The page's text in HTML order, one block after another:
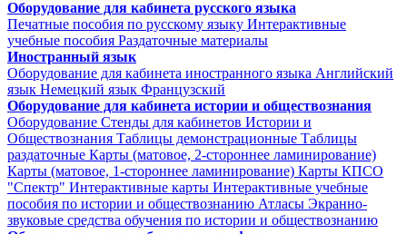
Оборудование для кабинета русского языка
Печатные пособия по русскому языку Интерактивные
учебные пособия Раздаточные материалы
Иностранный язык
Оборудование для кабинета иностранного языка Английский
язык Немецкий язык Французский
Оборудование для кабинета истории и обществознания
Оборудование Стенды для кабинетов Истории и
Обществознания Таблицы демонстрационные Таблицы
раздаточные Карты (матовое, 2-стороннее ламинирование)
Карты (матовое, 1-стороннее ламинирование) Карты КПСО
"Спектр" Интерактивные карты Интерактивные учебные
пособия по истории и обществознанию Атласы Экранно-
звуковые средства обучения по истории и обществознанию